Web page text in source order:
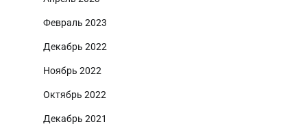
Февраль 2023
Декабрь 2022
Ноябрь 2022
Октябрь 2022
Декабрь 2021